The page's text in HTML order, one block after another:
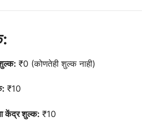
₹0 (कोणतेही शुल्क नाही)
₹10
केंद्र शुल्क: ₹10